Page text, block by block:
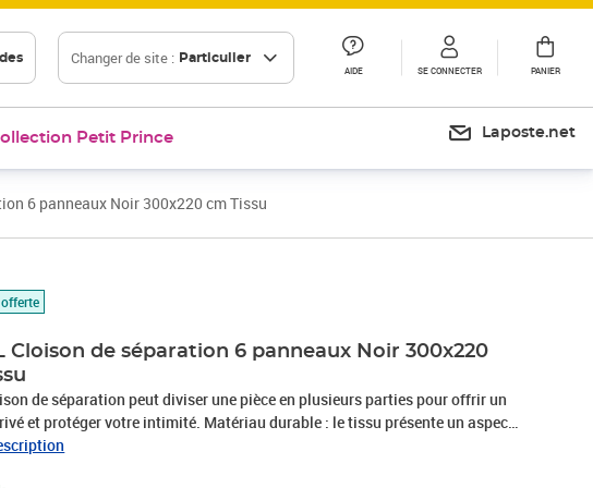
Changer de site : Particulier
AIDE SE CONNECTER PANIER
Petit Prince Laposte.net
6 panneaux Noir 300x220 cm Tissu
Cloison de séparation 6 panneaux Noir 300x220
de séparation peut diviser une pièce en plusieurs parties pour offrir un
et protéger votre intimité. Matériau durable : le tissu présente un aspect
et il est respirant et durable.Fonction polyvalente : vous pouvez non